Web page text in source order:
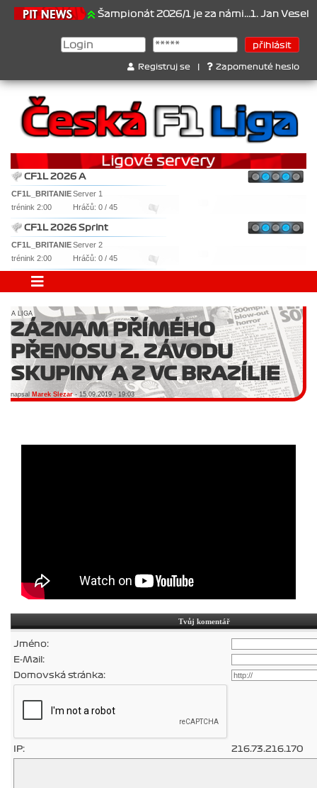
Šampionát 2026/1 je za námi...1. Jan Veselý , 2. Jan
Registruj se Zapomenuté heslo
CF1L 2026 A
CF1L_BRITANIEServer 1
trénink 2:00
Hráčů: 0 / 45
CF1L 2026 Sprint
CF1L_BRITANIEServer 2
trénink 2:00
Hráčů: 0 / 45
A LIGA
ZÁZNAM PŘÍMÉHO
PŘENOSU 2. ZÁVODU
SKUPINY A Z VC BRAZÍLIE
napsal Marek Slezar- 15.09.2019 - 19:03
Tvůj komentář
Jméno:
E-Mail:
Domovská stránka:
IP: 216.73.216.170